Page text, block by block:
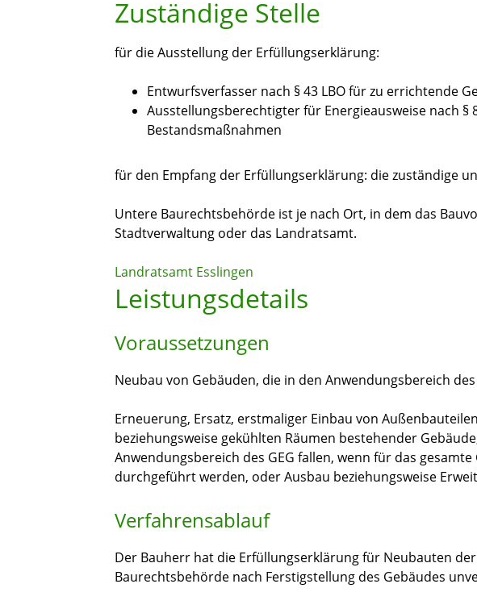
Zuständige Stelle
für die Ausstellung der Erfüllungserklärung:
Entwurfsverfasser nach § 43 LBO für zu errichtende
Ausstellungsberechtigter für Energieausweise nach §
Bestandsmaßnahmen
für den Empfang der Erfüllungserklärung: die zuständige
Untere Baurechtsbehörde ist je nach Ort, in dem das
Stadtverwaltung oder das Landratsamt.
Landratsamt Esslingen
Leistungsdetails
Voraussetzungen
Neubau von Gebäuden, die in den Anwendungsbereich des
Erneuerung, Ersatz, erstmaliger Einbau von
beziehungsweise gekühlten Räumen bestehender
Anwendungsbereich des GEG fallen, wenn für das
durchgeführt werden, oder Ausbau beziehungsweise
Verfahrensablauf
Der Bauherr hat die Erfüllungserklärung für Neubauten
Baurechtsbehörde nach Ferstigstellung des Gebäudes